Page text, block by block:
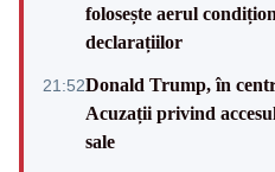
folosește aerul
declarațiilor
21:52Donald Trump, în
Acuzații privind
sale